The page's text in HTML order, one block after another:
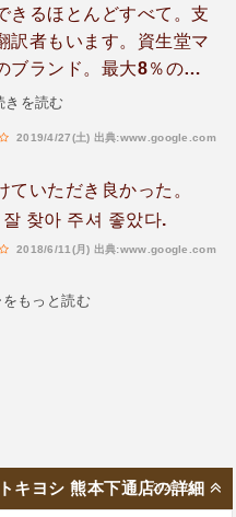
きるほとんどすべて。支
訳者もいます。資生堂マ
ブランド。最大8％の免
イ割引の割引を楽しむ
that could offer assi
shiseido maquillage
in terms of 8% tax fr
in max. Very ni
を読む
2019/4/27(土) 出典:www.google.com
いただき良かった。
잘 찾아 주셔 좋았다.
2018/6/11(月) 出典:www.google.com
をもっと読む
2026/7/30
キヨシ 熊本下通店の詳細